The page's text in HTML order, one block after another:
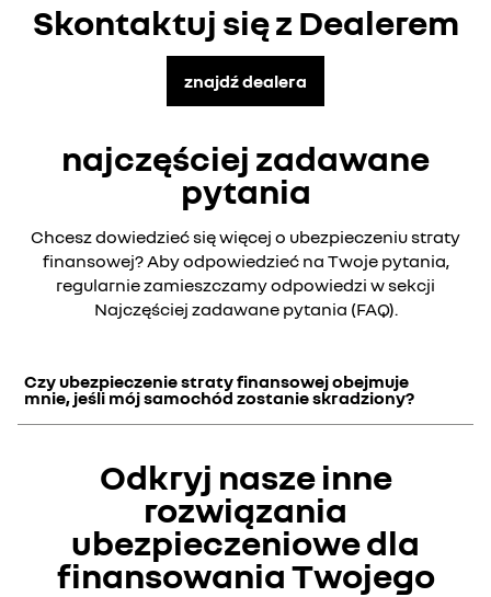
Skontaktuj się z Dealerem
znajdź dealera
najczęściej zadawane
pytania
Chcesz dowiedzieć się więcej o ubezpieczeniu straty
finansowej? Aby odpowiedzieć na Twoje pytania,
regularnie zamieszczamy odpowiedzi w sekcji
Najczęściej zadawane pytania (FAQ).
Czy ubezpieczenie straty finansowej obejmuje
mnie, jeśli mój samochód zostanie skradziony?
kradzież samochodu. W zależności od rodzaju GAP
określana jest kwota zwrotu wartości skradzionego
Odkryj nasze inne
rozwiązania
ubezpieczeniowe dla
finansowania Twojego